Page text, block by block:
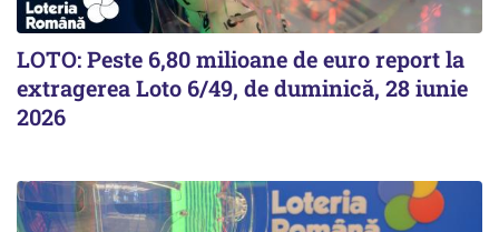
LOTO: Peste 6,80 milioane de euro report la
extragerea Loto 6/49, de duminică, 28 iunie
2026